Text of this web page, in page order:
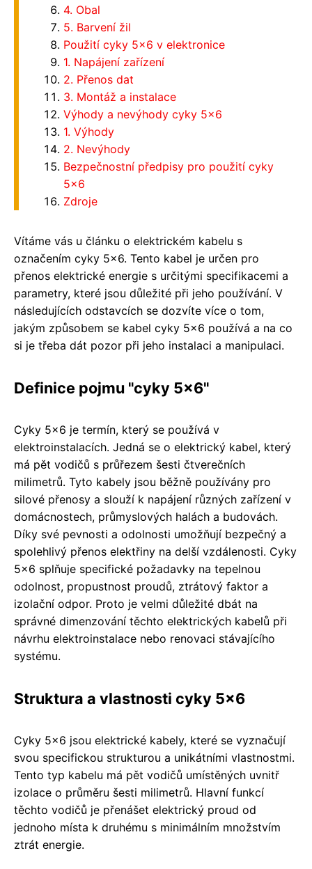
4. Obal
5. Barvení žil
Použití cyky 5x6 v elektronice
1. Napájení zařízení
2. Přenos dat
3. Montáž a instalace
Výhody a nevýhody cyky 5x6
1. Výhody
2. Nevýhody
Bezpečnostní předpisy pro použití cyky
5x6
Zdroje
Vítáme vás u článku o elektrickém kabelu s
označením cyky 5x6. Tento kabel je určen pro
přenos elektrické energie s určitými specifikacemi a
parametry, které jsou důležité při jeho používání. V
následujících odstavcích se dozvíte více o tom,
jakým způsobem se kabel cyky 5x6 používá a na co
si je třeba dát pozor při jeho instalaci a manipulaci.
Definice pojmu "cyky 5x6"
Cyky 5x6 je termín, který se používá v
elektroinstalacích. Jedná se o elektrický kabel, který
má pět vodičů s průřezem šesti čtverečních
milimetrů. Tyto kabely jsou běžně používány pro
silové přenosy a slouží k napájení různých zařízení v
domácnostech, průmyslových halách a budovách.
Díky své pevnosti a odolnosti umožňují bezpečný a
spolehlivý přenos elektřiny na delší vzdálenosti. Cyky
5x6 splňuje specifické požadavky na tepelnou
odolnost, propustnost proudů, ztrátový faktor a
izolační odpor. Proto je velmi důležité dbát na
správné dimenzování těchto elektrických kabelů při
návrhu elektroinstalace nebo renovaci stávajícího
systému.
Struktura a vlastnosti cyky 5x6
Cyky 5x6 jsou elektrické kabely, které se vyznačují
svou specifickou strukturou a unikátními vlastnostmi.
Tento typ kabelu má pět vodičů umístěných uvnitř
izolace o průměru šesti milimetrů. Hlavní funkcí
těchto vodičů je přenášet elektrický proud od
jednoho místa k druhému s minimálním množstvím
ztrát energie.